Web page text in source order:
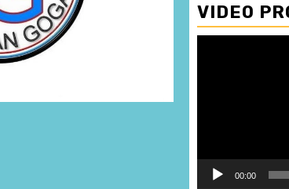
VIDEO
00:00